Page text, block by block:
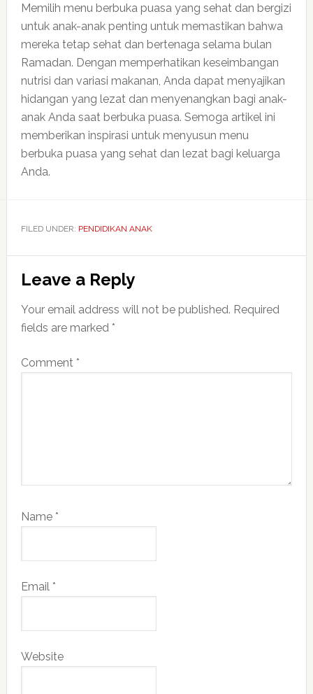
Memilih menu berbuka puasa yang sehat dan bergizi
untuk anak-anak penting untuk memastikan bahwa
mereka tetap sehat dan bertenaga selama bulan
Ramadan. Dengan memperhatikan keseimbangan
nutrisi dan variasi makanan, Anda dapat menyajikan
hidangan yang lezat dan menyenangkan bagi anak-
anak Anda saat berbuka puasa. Semoga artikel ini
memberikan inspirasi untuk menyusun menu
berbuka puasa yang sehat dan lezat bagi keluarga
Anda.
FILED UNDER: PENDIDIKAN ANAK
Reader
Interactions
Leave a Reply
Your email address will not be published. Required
fields are marked *
Comment *
Name *
Email *
Website